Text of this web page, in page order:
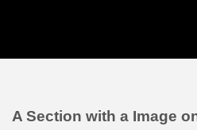
A Section with a Image